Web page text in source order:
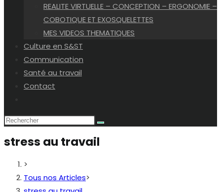
REALITE VIRTUELLE – CONCEPTION – ERGONOMIE –
COBOTIQUE ET EXOSQUELETTES
MES VIDEOS THEMATIQUES
Culture en S&ST
Communication
Santé au travail
Contact
search
stress au travail
>
Tous nos Articles>